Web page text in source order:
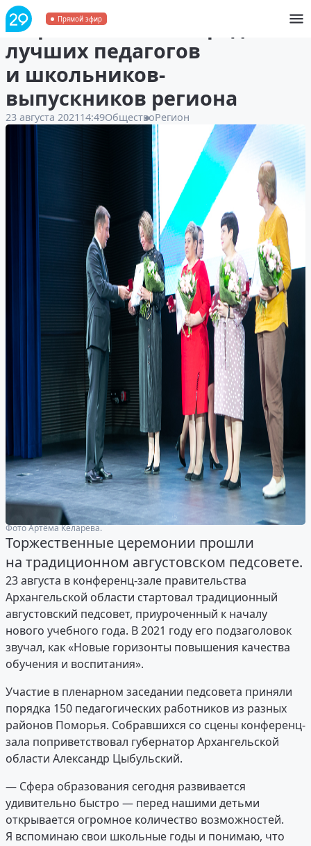
Прямой эфир
В Архангельске наградили
лучших педагогов
и школьников-
выпускников региона
23 августа 2021 14:49ОбществоРегион
Фото Артёма Келарева.
Торжественные церемонии прошли
на традиционном августовском педсовете.
23 августа в конференц-зале правительства
Архангельской области стартовал традиционный
августовский педсовет, приуроченный к началу
нового учебного года. В 2021 году его подзаголовок
звучал, как «Новые горизонты повышения качества
обучения и воспитания».
Участие в пленарном заседании педсовета приняли
порядка 150 педагогических работников из разных
районов Поморья. Собравшихся со сцены конференц-
зала поприветствовал губернатор Архангельской
области Александр Цыбульский.
— Сфера образования сегодня развивается
удивительно быстро — перед нашими детьми
открывается огромное количество возможностей.
Я вспоминаю свои школьные годы и понимаю, что